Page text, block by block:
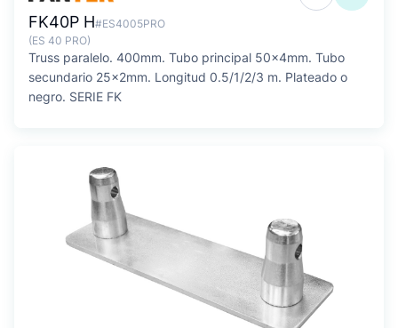
FK40P H#ES4005PRO
(ES 40 PRO)
Truss paralelo. 400mm. Tubo principal 50x4mm. Tubo
secundario 25x2mm. Longitud 0.5/1/2/3 m. Plateado o
negro. SERIE FK